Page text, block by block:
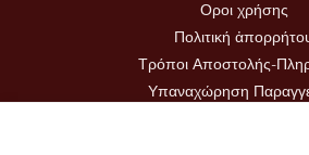
Οροι χρήσης
Πολιτική
Τρόποι Αποστολής-
Υπαναχώρηση